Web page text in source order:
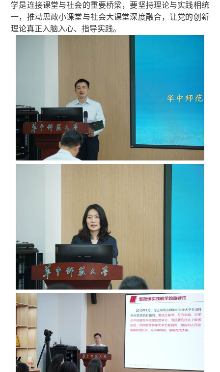
学是连接课堂与社会的重要桥梁，要坚持理论与实践相统
一，推动思政小课堂与社会大课堂深度融合，让党的创新
理论真正入脑入心、指导实践。